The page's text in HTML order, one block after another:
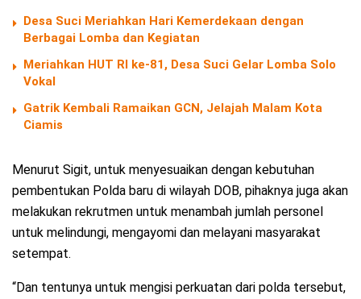
Desa Suci Meriahkan Hari Kemerdekaan dengan
Berbagai Lomba dan Kegiatan
Meriahkan HUT RI ke-81, Desa Suci Gelar Lomba Solo
Vokal
Gatrik Kembali Ramaikan GCN, Jelajah Malam Kota
Ciamis
Menurut Sigit, untuk menyesuaikan dengan kebutuhan
pembentukan Polda baru di wilayah DOB, pihaknya juga akan
melakukan rekrutmen untuk menambah jumlah personel
untuk melindungi, mengayomi dan melayani masyarakat
setempat.
“Dan tentunya untuk mengisi perkuatan dari polda tersebut,